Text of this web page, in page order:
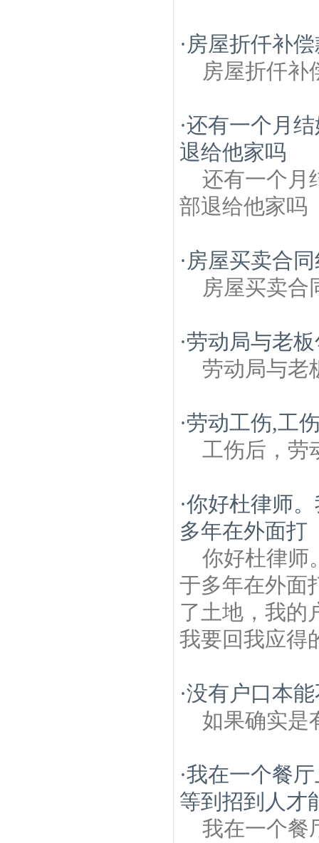
· 房屋折仟补
房屋折仟补
·还有一个月
退给他家吗
还有一个月
部退给他家吗
· 房屋买卖合
房屋买卖合
·劳动局与老
劳动局与老
·劳动工伤,工
工伤后，劳
·你好杜律师
多年在外面打
你好杜律师
于多年在外面
了土地，我的
我要回我应得
·没有户口本
如果确实是
·我在一个餐
等到招到人才
我在一个餐